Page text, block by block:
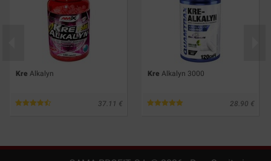
Kre Alkalyn
37.11
Kre Alkalyn 3000
28.90